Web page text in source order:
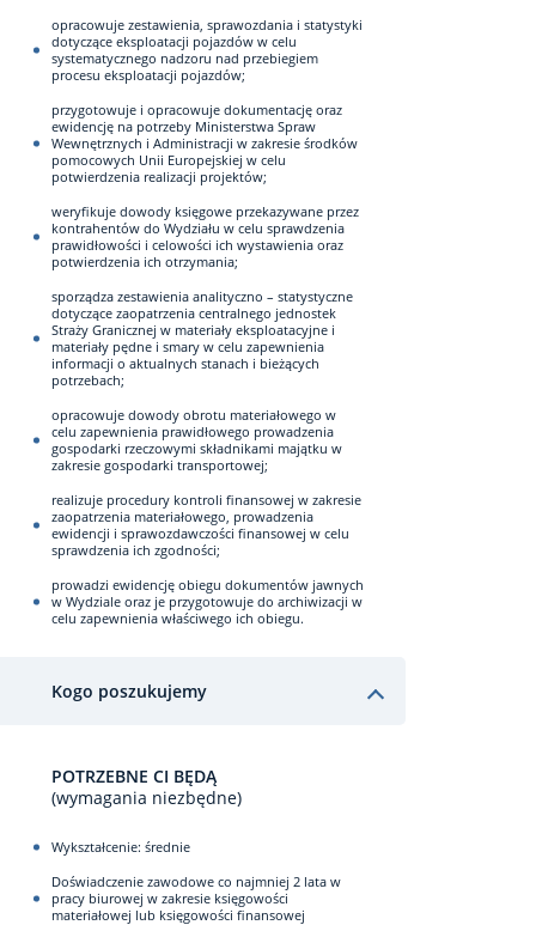
opracowuje zestawienia, sprawozdania i statystyki
dotyczące eksploatacji pojazdów w celu
systematycznego nadzoru nad przebiegiem
procesu eksploatacji pojazdów;
przygotowuje i opracowuje dokumentację oraz
ewidencję na potrzeby Ministerstwa Spraw
Wewnętrznych i Administracji w zakresie środków
pomocowych Unii Europejskiej w celu
potwierdzenia realizacji projektów;
weryfikuje dowody księgowe przekazywane przez
kontrahentów do Wydziału w celu sprawdzenia
prawidłowości i celowości ich wystawienia oraz
potwierdzenia ich otrzymania;
sporządza zestawienia analityczno – statystyczne
dotyczące zaopatrzenia centralnego jednostek
Straży Granicznej w materiały eksploatacyjne i
materiały pędne i smary w celu zapewnienia
informacji o aktualnych stanach i bieżących
potrzebach;
opracowuje dowody obrotu materiałowego w
celu zapewnienia prawidłowego prowadzenia
gospodarki rzeczowymi składnikami majątku w
zakresie gospodarki transportowej;
realizuje procedury kontroli finansowej w zakresie
zaopatrzenia materiałowego, prowadzenia
ewidencji i sprawozdawczości finansowej w celu
sprawdzenia ich zgodności;
prowadzi ewidencję obiegu dokumentów jawnych
w Wydziale oraz je przygotowuje do archiwizacji w
celu zapewnienia właściwego ich obiegu.
Kogo poszukujemy
POTRZEBNE CI BĘDĄ
(wymagania niezbędne)
Wykształcenie: średnie
Doświadczenie zawodowe co najmniej 2 lata w
pracy biurowej w zakresie księgowości
materiałowej lub księgowości finansowej